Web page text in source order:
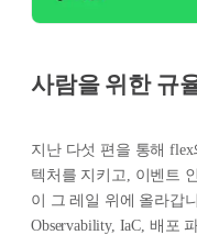
사람을 위한 규
지난 다섯 편을 통해
텍처를 지키고, 이벤트
이 그 레일 위에 올라갑
Observability, IaC, 배포